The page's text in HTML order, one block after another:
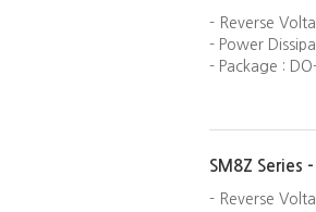
- Reverse
- Power
- Package :
SM8Z Series
- Reverse